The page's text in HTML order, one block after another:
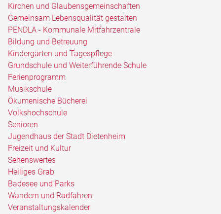
Kirchen und Glaubensgemeinschaften
Gemeinsam Lebensqualität gestalten
PENDLA - Kommunale Mitfahrzentrale
Bildung und Betreuung
Kindergärten und Tagespflege
Grundschule und Weiterführende Schule
Ferienprogramm
Musikschule
Ökumenische Bücherei
Volkshochschule
Senioren
Jugendhaus der Stadt Dietenheim
Freizeit und Kultur
Sehenswertes
Heiliges Grab
Badesee und Parks
Wandern und Radfahren
Veranstaltungskalender